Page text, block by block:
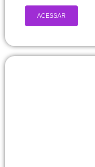
ACESSAR